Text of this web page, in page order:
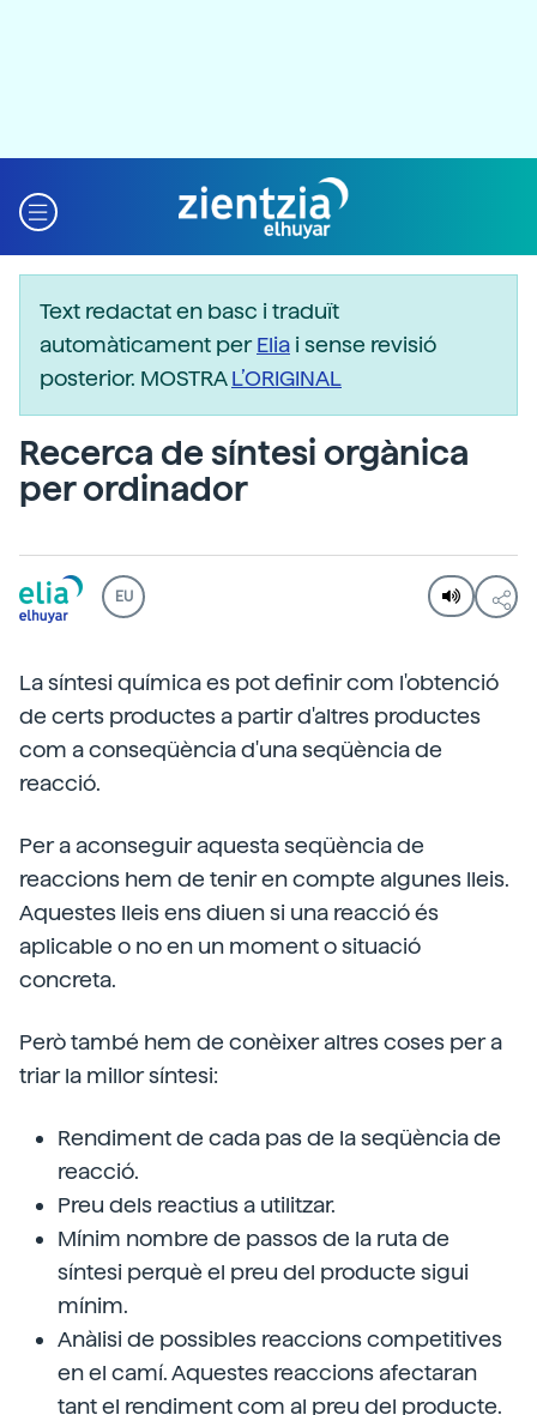
Text redactat en basc i traduït
automàticament perElia i sense revisió
posterior. MOSTRAL’ORIGINAL
Recerca de síntesi orgànica
per ordinador
EU
La síntesi química es pot definir com l'obtenció
de certs productes a partir d'altres productes
com a conseqüència d'una seqüència de
reacció.
Per a aconseguir aquesta seqüència de
reaccions hem de tenir en compte algunes lleis.
Aquestes lleis ens diuen si una reacció és
aplicable o no en un moment o situació
concreta.
Però també hem de conèixer altres coses per a
triar la millor síntesi:
Rendiment de cada pas de la seqüència de
reacció.
Preu dels reactius a utilitzar.
Mínim nombre de passos de la ruta de
síntesi perquè el preu del producte sigui
mínim.
Anàlisi de possibles reaccions competitives
en el camí. Aquestes reaccions afectaran
tant el rendiment com al preu del producte.